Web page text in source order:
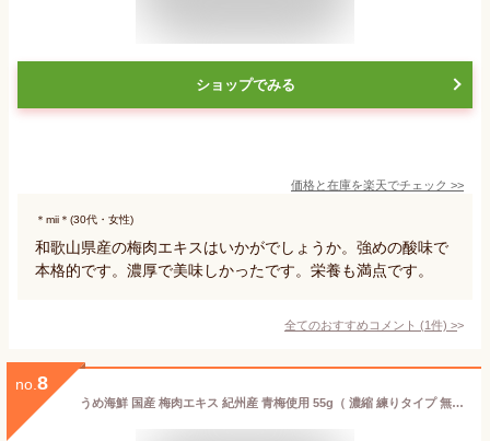
ショップでみる
価格と在庫を楽天でチェック >>
＊mii＊(30代・女性)
和歌山県産の梅肉エキスはいかがでしょうか。強めの酸味で
本格的です。濃厚で美味しかったです。栄養も満点です。
全てのおすすめコメント (1件) >
no. 8
うめ海鮮 国産 梅肉エキス 紀州産 青梅使用 55g（ 濃縮 練りタイプ 無添加 無着色 ）梅エキス【 梅が持つ自然由来の成分でできています 】梅肉 エキス ばいにくエキス ばいにくえきす うめえきす